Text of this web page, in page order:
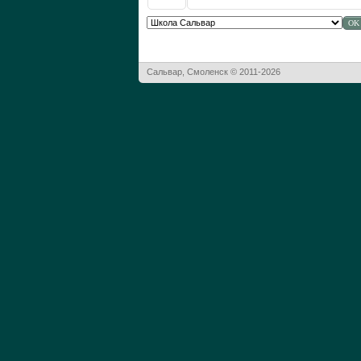
Сальвар, Смоленск © 2011-2026